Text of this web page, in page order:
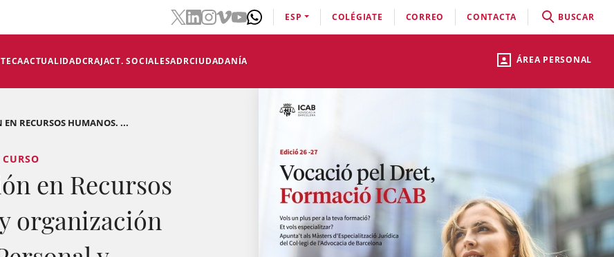
ÁREA PERSONAL
ACTUALIDADCRAJACT. SOCIALESADRCIUDADANÍA
ESP COLÉGIATE CORREO CONTACTA BUSCAR
EN RECURSOS HUMANOS. ...
en Recursos
organización